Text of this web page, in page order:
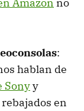
:
hablan de
Sonyy
en